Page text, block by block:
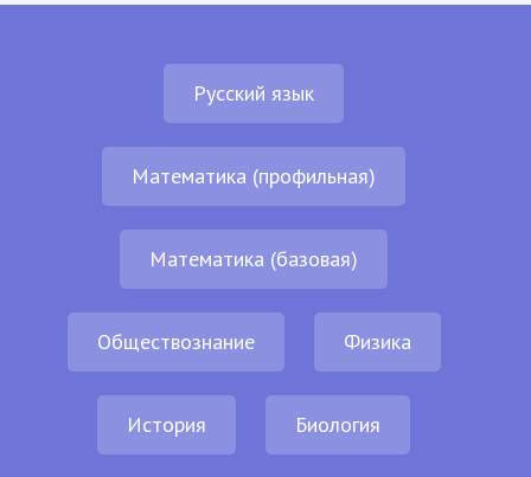
Русский язык
Математика (профильная)
Математика (базовая)
Обществознание Физика
История Биология